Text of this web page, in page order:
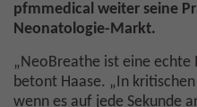
pfmmedical weiter seine
Neonatologie-Markt.
„NeoBreathe ist eine echte
betont Haase. „In
wenn es auf jede Sekunde